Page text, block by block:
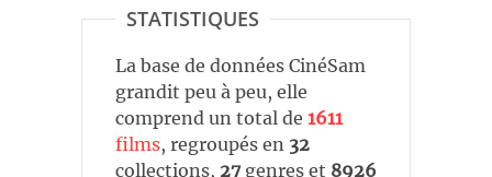
STATISTIQUES
La base de données CinéSam
grandit peu à peu, elle
comprend un total de 1611
films, regroupés en 32
collections, 27genres et 8926